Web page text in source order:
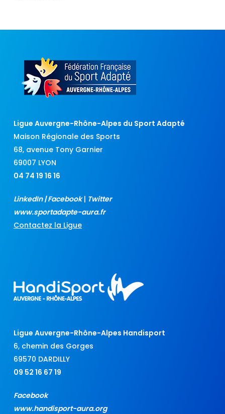
Ligue Auvergne-Rhône-Alpes du Sport Adapté
Maison Régionale des Sports
68, avenue Tony Garnier
69007 LYON
04 74 19 16 16
LinkedIn|Facebook| Twitter
www.sportadapte-aura.fr
Contactez la Ligue
Ligue Auvergne-Rhône-Alpes Handisport
6, chemin des Gorges
69570 DARDILLY
09 52 16 67 19
Facebook
www.handisport-aura.org